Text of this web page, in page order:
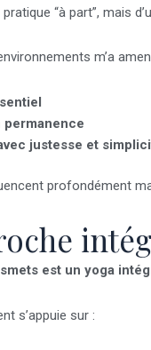
pratique “à part”, mais
m’a
permanence
justesse et
profondément
est un yoga
s’appuie sur :